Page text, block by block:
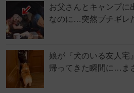
お父さんとキャンプ
なのに…突然ブチギレ
娘が『犬のいる友人
帰ってきた瞬間に…ま